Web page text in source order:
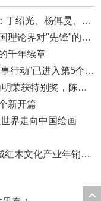
· 色彩之外 Au delà de la polychromie：丁绍光、杨佴旻、Alain Cardenas·Castro巴黎展
· 杨佴旻：迷雾中的混淆——几十年中国理论界对"先锋"的误读，对创作的误导
千年续章
· 2026年4月23日俄罗斯发动的“特别军事行动”已进入第5个年头，俄乌局势最新综述
· 2025北京文艺网诗人奖：98岁诗人向明荣获特别奖，陈东东荣获诗人奖，茱萸荣获年度诗人奖！
新开篇
界走向中国绘画
· 600年匠心传承遇上国潮文创——大城红木文化产业年销80亿的“火”与“活”